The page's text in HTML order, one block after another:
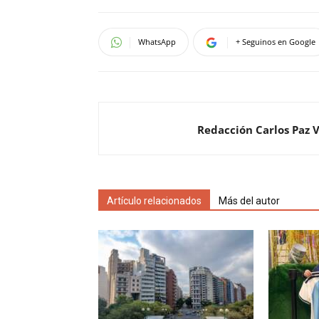
WhatsApp + Seguinos en Google
Redacción Carlos Paz
Artículo relacionados Más del autor